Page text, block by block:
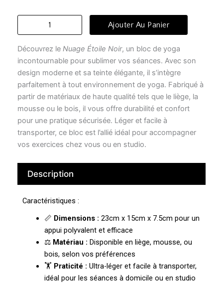
quantité
yoga
-
Nuage
Étoile
Noir
Ajouter Au Panier
Découvrez le Nuage Étoile Noir, un bloc de yoga
incontournable pour sublimer vos séances. Avec son
design moderne et sa teinte élégante, il s’intègre
parfaitement à tout environnement de yoga. Fabriqué à
partir de matériaux de haute qualité tels que le liège, la
mousse ou le bois, il vous offre durabilité et confort
pour une pratique sécurisée. Léger et facile à
transporter, ce bloc est l’allié idéal pour accompagner
vos exercices chez vous ou en studio.
Description
Caractéristiques :
📏 Dimensions : 23cm x 15cm x 7.5cm pour un
appui polyvalent et efficace
⚖️ Matériau : Disponible en liège, mousse, ou
bois, selon vos préférences
🏋️ Praticité : Ultra-léger et facile à transporter,
idéal pour les séances à domicile ou en studio